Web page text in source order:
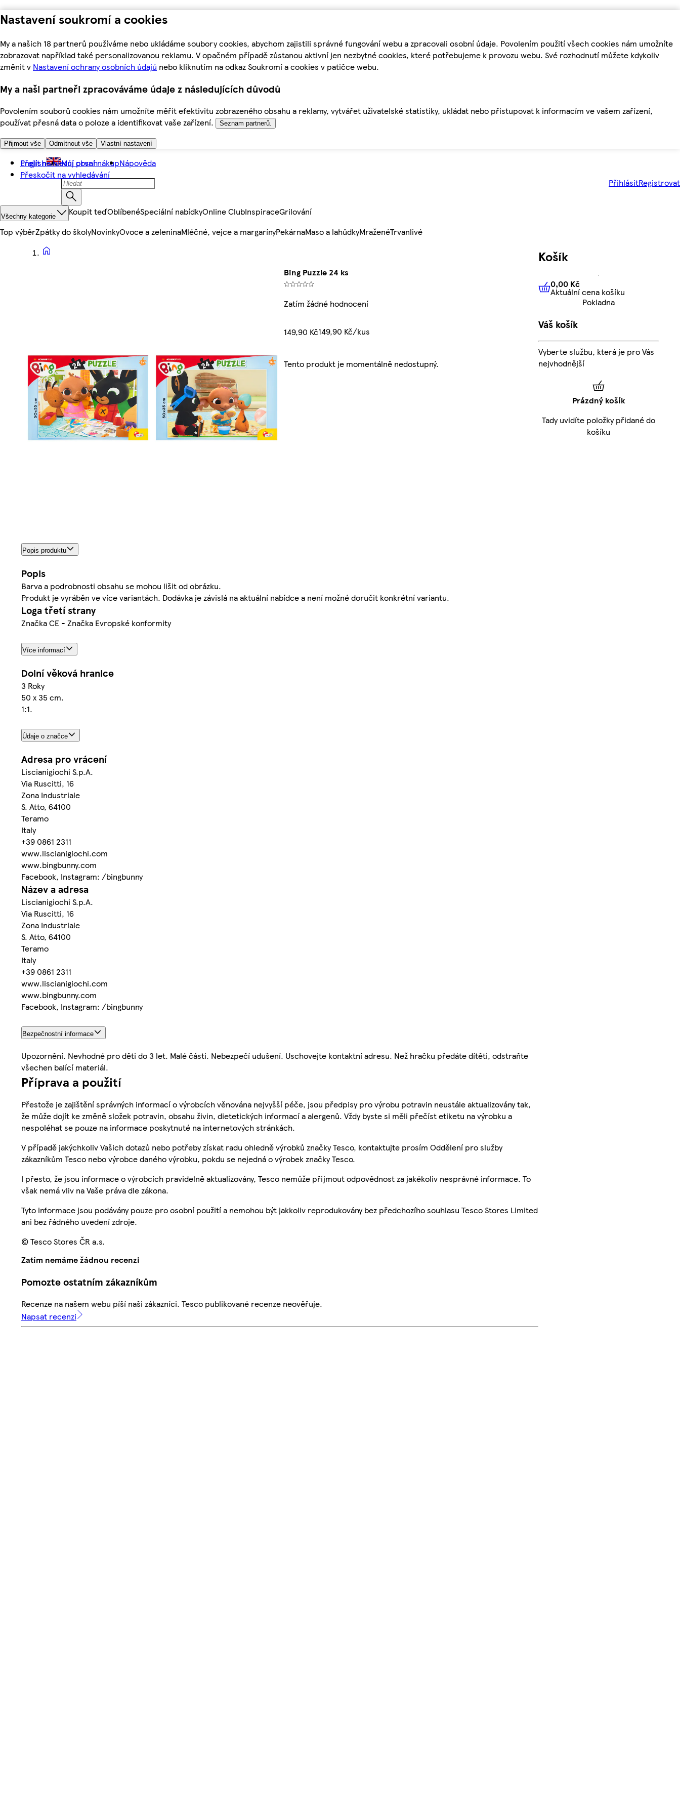
Nastavení soukromí a cookies
My a našich 18 partnerů používáme nebo ukládáme soubory cookies, abychom zajistili správné fungování webu a zpracovali osobní údaje. Povolením použití všech cookies nám umožníte
zobrazovat například také personalizovanou reklamu. V opačném případě zůstanou aktivní jen nezbytné cookies, které potřebujeme k provozu webu. Své rozhodnutí můžete kdykoliv
změnit v Nastavení ochrany osobních údajů nebo kliknutím na odkaz Soukromí a cookies v patičce webu.
My a naši partneři zpracováváme údaje z následujících důvodů
Povolením souborů cookies nám umožníte měřit efektivitu zobrazeného obsahu a reklamy, vytvářet uživatelské statistiky, ukládat nebo přistupovat k informacím ve vašem zařízení,
používat přesná data o poloze a identifikovat vaše zařízení.
Seznam partnerů.
Přijmout vše Odmítnout vše Vlastní nastavení
Přejít na hlavní obsah
Přeskočit na vyhledávání
English Můj první nákupNápověda
PřihlásitRegistrovat
Všechny kategorie Koupit teďOblíbenéSpeciální nabídkyOnline ClubInspiraceGrilování
Top výběrZpátky do školyNovinkyOvoce a zeleninaMléčné, vejce a margarínyPekárnaMaso a lahůdkyMraženéTrvanlivé
Bing Puzzle 24 ks
Zatím žádné hodnocení
149,90 Kč149,90 Kč/kus
Tento produkt je momentálně nedostupný.
Popis produktu
Popis
Barva a podrobnosti obsahu se mohou lišit od obrázku.
Produkt je vyráběn ve více variantách. Dodávka je závislá na aktuální nabídce a není možné doručit konkrétní variantu.
Loga třetí strany
Značka CE - Značka Evropské konformity
Více informací
Dolní věková hranice
3 Roky
50 x 35 cm.
1:1.
Údaje o značce
Adresa pro vrácení
Liscianigiochi S.p.A.
Via Ruscitti, 16
Zona Industriale
S. Atto, 64100
Teramo
Italy
+39 0861 2311
www.liscianigiochi.com
www.bingbunny.com
Facebook, Instagram: /bingbunny
Název a adresa
Liscianigiochi S.p.A.
Via Ruscitti, 16
Zona Industriale
S. Atto, 64100
Teramo
Italy
+39 0861 2311
www.liscianigiochi.com
www.bingbunny.com
Facebook, Instagram: /bingbunny
Bezpečnostní informace
Upozornění. Nevhodné pro děti do 3 let. Malé části. Nebezpečí udušení. Uschovejte kontaktní adresu. Než hračku předáte dítěti, odstraňte
všechen balící materiál.
Příprava a použití
Přestože je zajištění správných informací o výrobcích věnována nejvyšší péče, jsou předpisy pro výrobu potravin neustále aktualizovány tak,
že může dojít ke změně složek potravin, obsahu živin, dietetických informací a alergenů. Vždy byste si měli přečíst etiketu na výrobku a
nespoléhat se pouze na informace poskytnuté na internetových stránkách.
V případě jakýchkoliv Vašich dotazů nebo potřeby získat radu ohledně výrobků značky Tesco, kontaktujte prosím Oddělení pro služby
zákazníkům Tesco nebo výrobce daného výrobku, pokdu se nejedná o výrobek značky Tesco.
I přesto, že jsou informace o výrobcích pravidelně aktualizovány, Tesco nemůže přijmout odpovědnost za jakékoliv nesprávné informace. To
však nemá vliv na Vaše práva dle zákona.
Tyto informace jsou podávány pouze pro osobní použití a nemohou být jakkoliv reprodukovány bez předchozího souhlasu Tesco Stores Limited
ani bez řádného uvedení zdroje.
© Tesco Stores ČR a.s.
Zatím nemáme žádnou recenzi
Pomozte ostatním zákazníkům
Recenze na našem webu píší naši zákazníci. Tesco publikované recenze neověřuje.
Napsat recenzi
Košík
0,00 KčAktuální cena košíku
0,00 Kč
Aktuální cena košíku
Pokladna
Váš košík
Vyberte službu, která je pro Vás
nejvhodnější
Prázdný košík
Tady uvidíte položky přidané do
košíku